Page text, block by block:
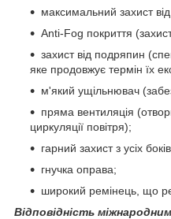
максимальний захист
Anti-Fog покриття
захист від подряпин
яке продовжує термін їх
м'який ущільнювач
пряма вентиляція
циркуляції повітря);
гарний захист з усіх
гнучка оправа;
широкий ремінець, що
Відповідність